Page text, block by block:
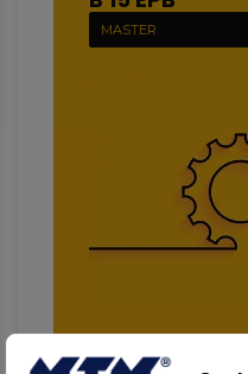
MASTER